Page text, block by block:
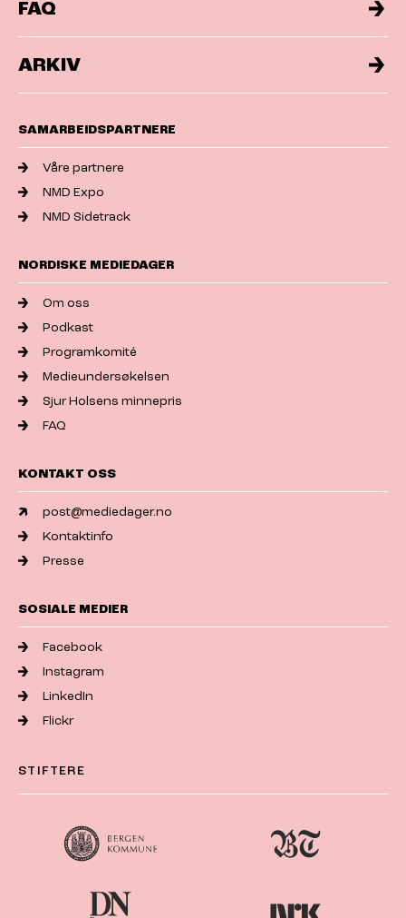
FAQ
ARKIV
SAMARBEIDSPARTNERE
Våre partnere
NMD Expo
NMD Sidetrack
NORDISKE MEDIEDAGER
Om oss
Podkast
Programkomité
Medieundersøkelsen
Sjur Holsens minnepris
FAQ
KONTAKT OSS
post@mediedager.no
Kontaktinfo
Presse
SOSIALE MEDIER
Facebook
Instagram
LinkedIn
Flickr
STIFTERE